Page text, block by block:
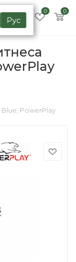
Рус
0 0
Blue, PowerPlay